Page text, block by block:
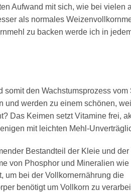
Aufwand mit sich, wie bei vielen
als normales
zu backen werde ich in jedem
den Wachstumsprozess vom
und werden zu einem schönen,
Das Keimen setzt Vitamine frei,
mit leichten Mehl-
Bestandteil der Kleie und
von Phosphor und Mineralien wie
um bei der Vollkornernährung die
benötigt um Vollkorn zu